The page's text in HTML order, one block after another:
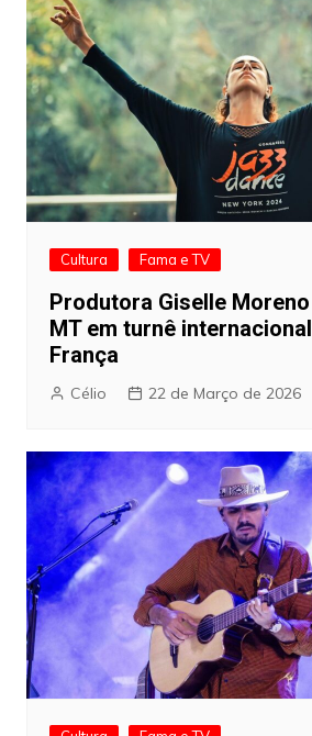
Cultura Fama e TV
Produtora Giselle
MT em turnê
França
Célio 22 de Março de 2026